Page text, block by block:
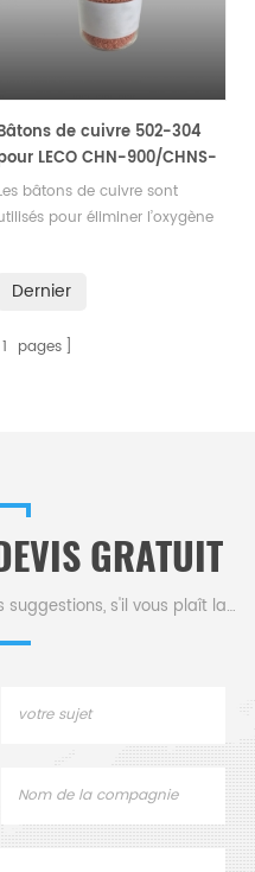
de cuivre 502-304
LECO CHN-900/CHNS-
VTF-900 TruSpec
O/N/736-Series
bâtons de cuivre sont
pour éliminer l’oxygène
900/CHNS-932, VTF-900,
Dernier
1 pages
GRATUIT
Si vous avez des questions ou des suggestions, s'il vous plaît laissez-nous un message,